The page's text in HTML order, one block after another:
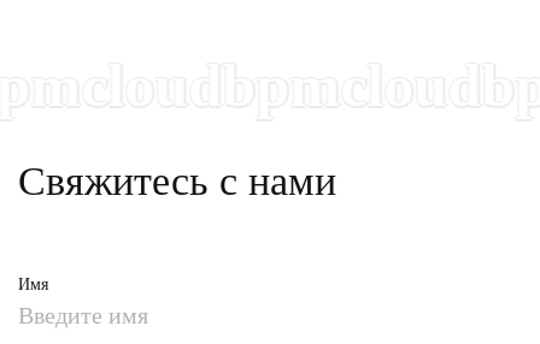
Свяжитесь с нами
Имя